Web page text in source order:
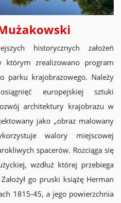
historycznych założeń
zrealizowano program
parku krajobrazowego. Należy
europejskiej sztuki
architektury krajobrazu w
jako „obraz malowany
walory miejscowej
spacerów. Rozciąga się
wzdłuż której przebiega
go pruski książę Herman
1815-45, a jego powierzchnia